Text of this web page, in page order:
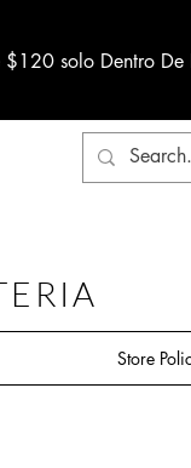
solo Dentro De
Store